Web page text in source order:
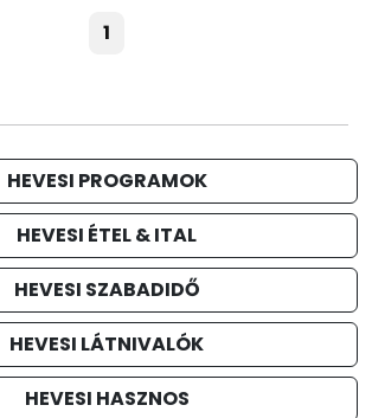
1
HEVESI PROGRAMOK
HEVESI ÉTEL & ITAL
HEVESI SZABADIDŐ
HEVESI LÁTNIVALÓK
HEVESI HASZNOS